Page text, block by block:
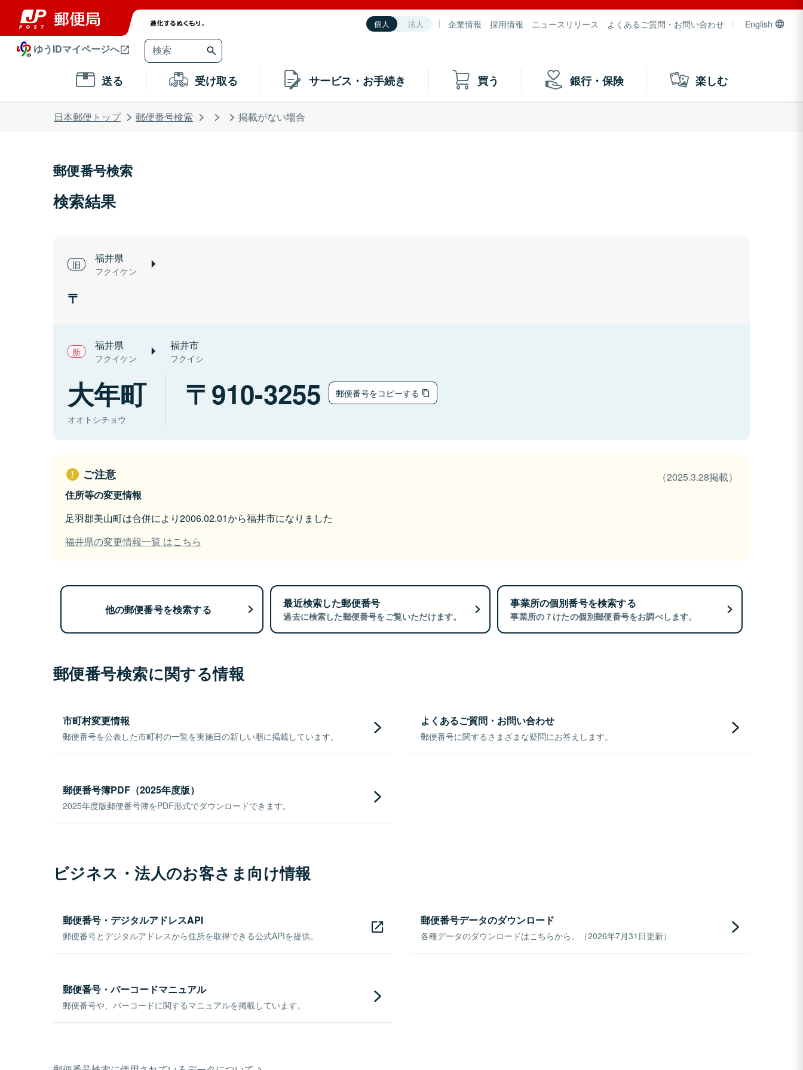
個人 法人 企業情報 採用情報 ニュースリリース よくあるご質問・お問い合わせ English
ゆうIDマイページへ
送る 受け取る サービス・お手続き 買う 銀行・保険 楽しむ
日本郵便トップ 郵便番号検索 掲載がない場合
郵便番号検索
検索結果
福井県
フクイケン
福井県
フクイケン
福井市
フクイシ
大年町
オオトシチョウ
910-3255 郵便番号をコピーする
ご注意
（2025.3.28掲載）
住所等の変更情報
足羽郡美山町は合併により2006.02.01から福井市になりました
福井県の変更情報一覧 はこちら
他の郵便番号を検索する 最近検索した郵便番号
過去に検索した郵便番号をご覧いただけます。
事業所の個別番号を検索する
事業所の７けたの個別郵便番号をお調べします。
郵便番号検索に関する情報
市町村変更情報
郵便番号を公表した市町村の一覧を実施日の新しい順に掲載しています。
よくあるご質問・お問い合わせ
郵便番号に関するさまざまな疑問にお答えします。
郵便番号簿PDF（2025年度版）
2025年度版郵便番号簿をPDF形式でダウンロードできます。
ビジネス・法人のお客さま向け情報
郵便番号・デジタルアドレスAPI
郵便番号とデジタルアドレスから住所を取得できる公式APIを提供。
郵便番号データのダウンロード
各種データのダウンロードはこちらから。（2026年7月31日更新）
郵便番号・バーコードマニュアル
郵便番号や、バーコードに関するマニュアルを掲載しています。